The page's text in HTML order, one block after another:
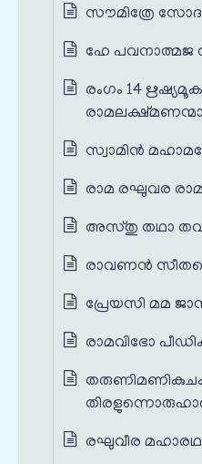
സൗമിത്രേ
ഹേ പവനാത്മജ
രംഗം 14
സ്വാമിൻ
രാമ രഘുവര
അസ്തു തഥാ തവ
രാവണൻ
പ്രേയസി മമ
രാമവിഭോ
രഘുവീര